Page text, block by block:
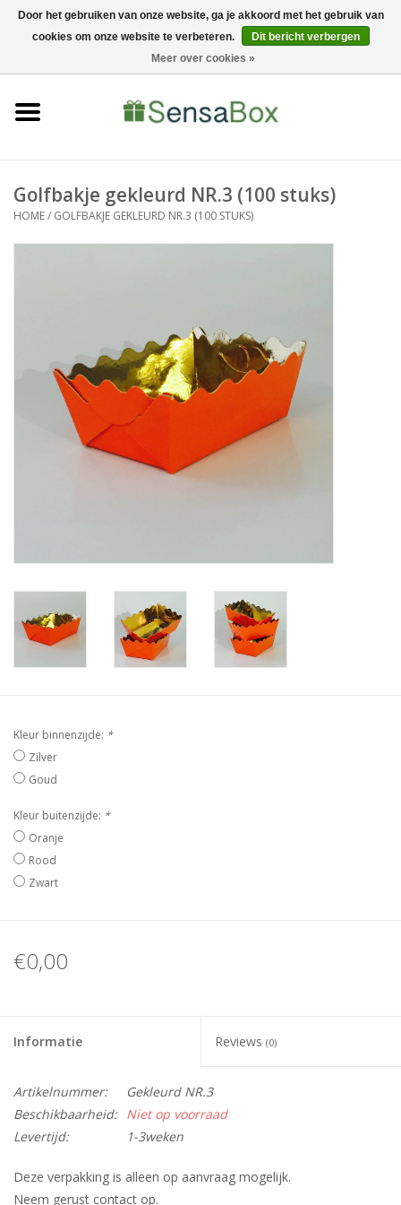
06-22022900 0 Artikelen - €0,00
Bewerkingen
Golfbakje gekleurd NR.3 (100 stuks)
HOME/ GOLFBAKJE GEKLEURD NR.3 (100 STUKS)
Kleur binnenzijde: *
Zilver
Goud
Kleur buitenzijde: *
Oranje
Rood
Zwart
€0,00
Informatie Reviews (0)
Artikelnummer:
Gekleurd NR.3
Beschikbaarheid: Niet op voorraad
Levertijd:
1-3weken
Deze verpakking is alleen op aanvraag mogelijk.
Neem gerust contact op.
Door het gebruiken van onze website, ga je akkoord met het gebruik van
cookies om onze website te verbeteren.
Dit bericht verbergen
Meer over cookies »